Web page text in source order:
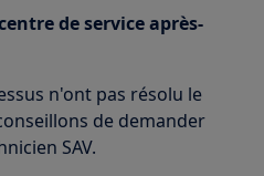
de service après-
n'ont pas résolu le
de demander
SAV.